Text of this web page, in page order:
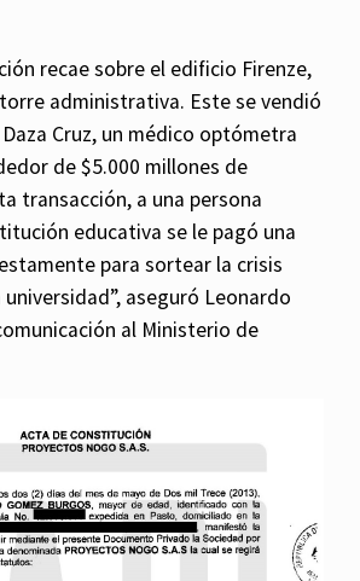
recae sobre el edificio Firenze,
administrativa. Este se vendió
Cruz, un médico optómetra
de $5.000 millones de
transacción, a una persona
educativa se le pagó una
para sortear la crisis
aseguró Leonardo
al Ministerio de